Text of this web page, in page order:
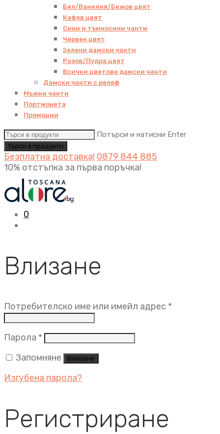
Бял/Ванилия/Бежов цвят
Кафяв цвят
Сини и тъмносини чанти
Червен цвят
Зелени дамски чанти
Розов/Пудра цвят
Всички цветове дамски чанти
Дамски чанти с релеф
Мъжки чанти
Портмонета
Промоции
Потърси и натисни Enter
Безплатна доставка! 0879 844 885
10% отстъпка за първа поръчка!
0
Влизане
Потребителско име или имейл адрес *
Парола * Задължително
Запомняне
Влизане
Изгубена парола?
Регистриране